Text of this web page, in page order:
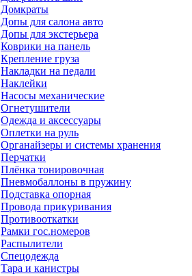
Домкраты
Допы для салона авто
Допы для экстерьера
Коврики на панель
Крепление груза
Накладки на педали
Наклейки
Насосы механические
Огнетушители
Одежда и аксессуары
Оплетки на руль
Органайзеры и системы хранения
Перчатки
Плёнка тонировочная
Пневмобаллоны в пружину
Подставка опорная
Провода прикуривания
Противооткатки
Рамки гос.номеров
Распылители
Спецодежда
Тара и канистры